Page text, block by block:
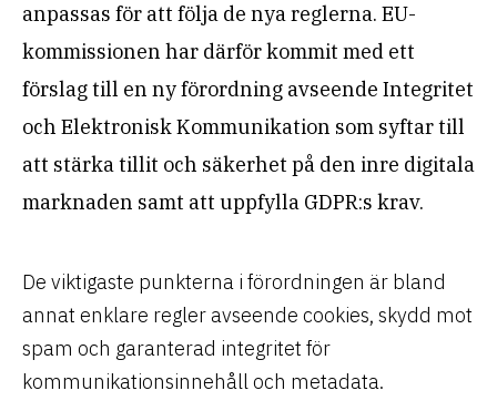
anpassas för att följa de nya reglerna. EU-
kommissionen har därför kommit med ett
förslag till en ny förordning avseende Integritet
och Elektronisk Kommunikation som syftar till
att stärka tillit och säkerhet på den inre digitala
marknaden samt att uppfylla GDPR:s krav.
De viktigaste punkterna i förordningen är bland
annat enklare regler avseende cookies, skydd mot
spam och garanterad integritet för
kommunikationsinnehåll och metadata.